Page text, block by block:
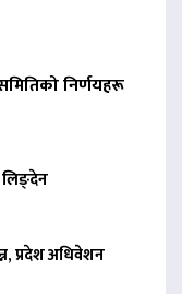
निर्णयहरू
लिङ्देन
प्रदेश अधिवेशन